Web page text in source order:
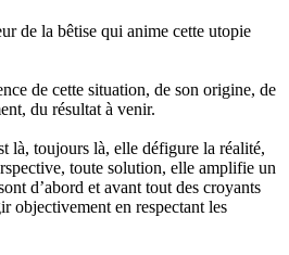
de la bêtise qui anime cette utopie
de cette situation, de son origine, de
du résultat à venir.
là, toujours là, elle défigure la réalité,
toute solution, elle amplifie un
d’abord et avant tout des croyants
objectivement en respectant les